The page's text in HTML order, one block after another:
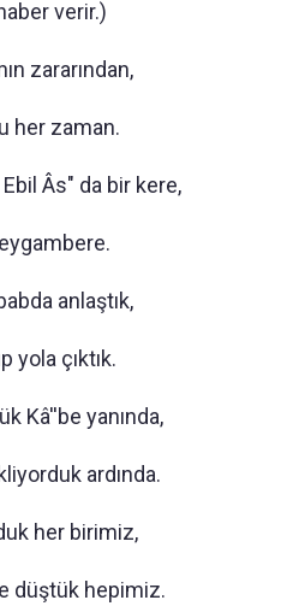
verir.)
zararından,
her zaman.
Âs" da bir kere,
anlaştık,
yola çıktık.
Kâ''be yanında,
ardında.
her birimiz,
düştük hepimiz.